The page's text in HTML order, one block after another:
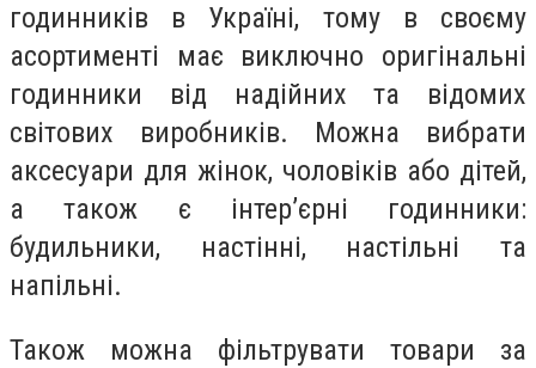
годинників в Україні, тому в своєму
асортименті має виключно оригінальні
годинники від надійних та відомих
світових виробників. Можна вибрати
аксесуари для жінок, чоловіків або дітей,
а також є інтер’єрні годинники:
будильники, настінні, настільні та
напільні.
Також можна фільтрувати товари за